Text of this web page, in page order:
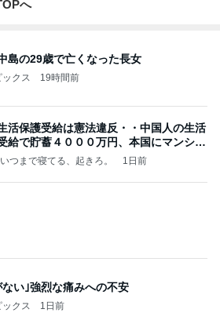
へ
島の29歳で亡くなった長女
クス 19時間前
活保護受給は憲法違反・・中国人の生活
給で貯蓄４０００万円、本国にマンショ
つまで寝てる、起きろ。 1日前
ない｣強烈な痛みへの不安
クス 1日前